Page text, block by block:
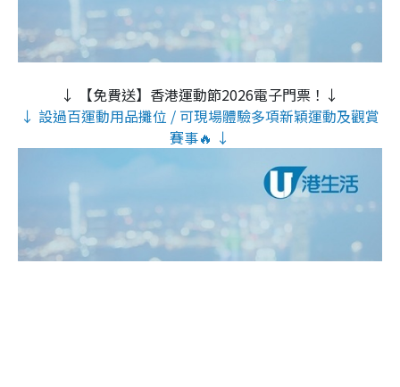
↓ 【免費送】香港運動節2026電子門票！↓
↓ 設過百運動用品攤位 / 可現場體驗多項新穎運動及觀賞
賽事🔥 ↓